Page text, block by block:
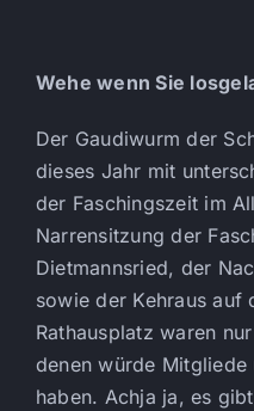
Wehe wenn Sie
Der Gaudiwurm der
dieses Jahr mit
der Faschingszeit im
Narrensitzung der
Dietmannsried, der
sowie der Kehraus auf
Rathausplatz waren
denen würde Mitgliede
haben. Achja ja, es